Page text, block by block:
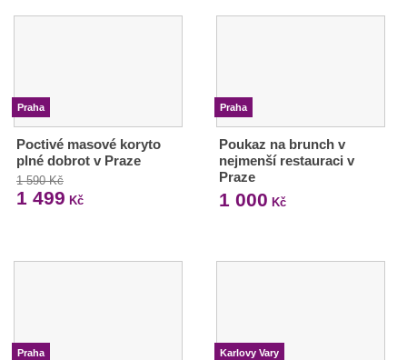
Praha
Poctivé masové koryto
plné dobrot v Praze
1 590 Kč
1 499 Kč
Praha
Poukaz na brunch v
nejmenší restauraci v
Praze
1 000 Kč
Praha Karlovy Vary